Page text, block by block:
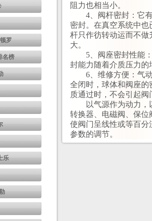
罗
名榜
乐
阻力也相当小。
4、阀杆密封：它有
密封。在真空系统中
杆只作彷转动运而不
大。
5、阀座密封性能：
封能力随着介质压力的
6、维修方便：气动
全闭时，球体和阀座
质通过时，不会引起
以气源作为动力，以
转换器、电磁阀、保
使阀门呈线性或等百
参数的调节。